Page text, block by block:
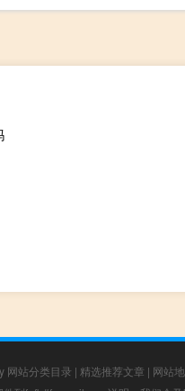
网站分类目录 | 精选推荐文章 | 网站